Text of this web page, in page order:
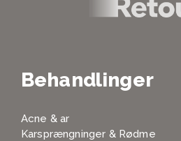
Behandlinger
Acne & ar
Karsprængninger & Rødme